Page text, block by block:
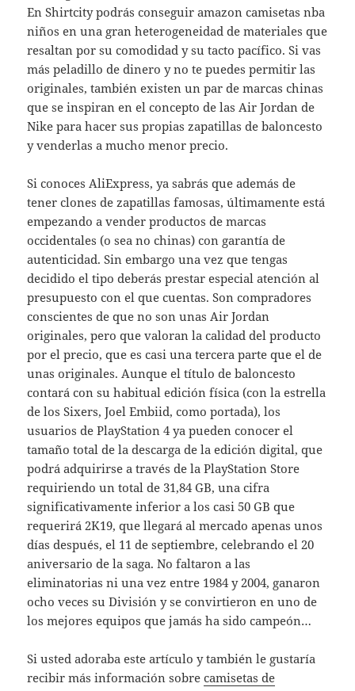
En Shirtcity podrás conseguir amazon camisetas nba
niños en una gran heterogeneidad de materiales que
resaltan por su comodidad y su tacto pacífico. Si vas
más peladillo de dinero y no te puedes permitir las
originales, también existen un par de marcas chinas
que se inspiran en el concepto de las Air Jordan de
Nike para hacer sus propias zapatillas de baloncesto
y venderlas a mucho menor precio.
Si conoces AliExpress, ya sabrás que además de
tener clones de zapatillas famosas, últimamente está
empezando a vender productos de marcas
occidentales (o sea no chinas) con garantía de
autenticidad. Sin embargo una vez que tengas
decidido el tipo deberás prestar especial atención al
presupuesto con el que cuentas. Son compradores
conscientes de que no son unas Air Jordan
originales, pero que valoran la calidad del producto
por el precio, que es casi una tercera parte que el de
unas originales. Aunque el título de baloncesto
contará con su habitual edición física (con la estrella
de los Sixers, Joel Embiid, como portada), los
usuarios de PlayStation 4 ya pueden conocer el
tamaño total de la descarga de la edición digital, que
podrá adquirirse a través de la PlayStation Store
requiriendo un total de 31,84 GB, una cifra
significativamente inferior a los casi 50 GB que
requerirá 2K19, que llegará al mercado apenas unos
días después, el 11 de septiembre, celebrando el 20
aniversario de la saga. No faltaron a las
eliminatorias ni una vez entre 1984 y 2004, ganaron
ocho veces su División y se convirtieron en uno de
los mejores equipos que jamás ha sido campeón…
Si usted adoraba este artículo y también le gustaría
recibir más información sobrecamisetas de